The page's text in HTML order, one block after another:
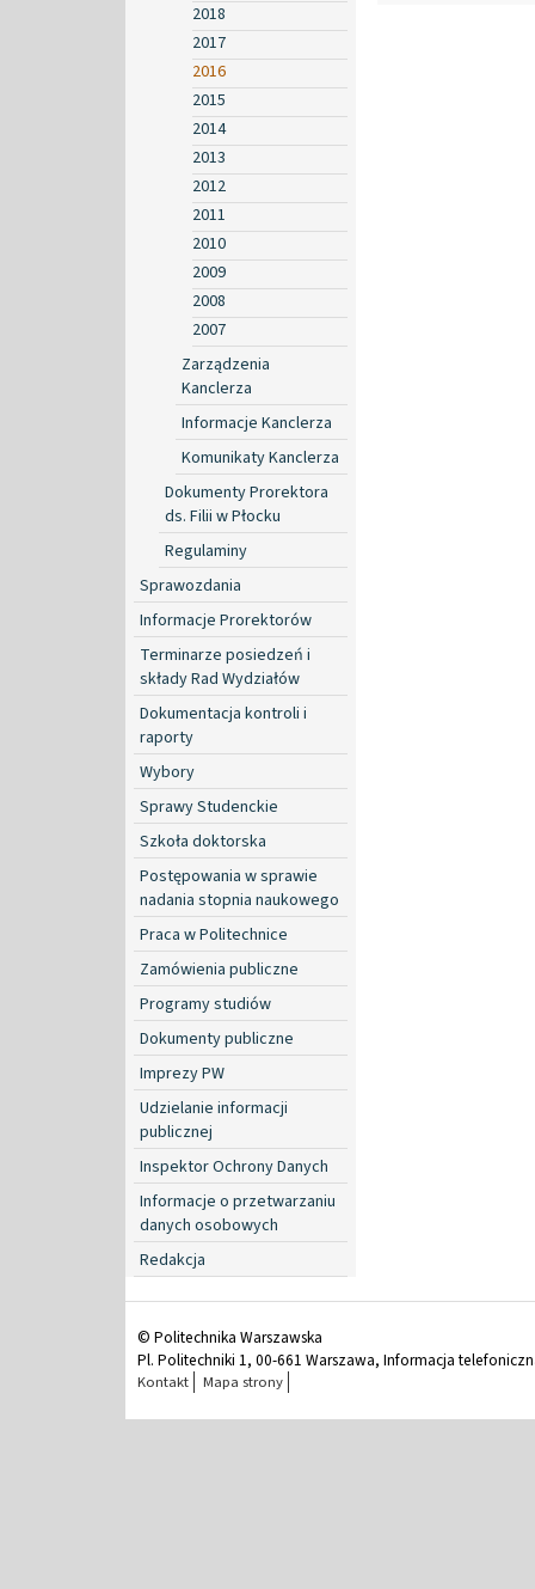
2018
2017
2016
2015
2014
2013
2012
2011
2010
2009
2008
2007
Zarządzenia
Kanclerza
Informacje Kanclerza
Komunikaty Kanclerza
Dokumenty Prorektora
ds. Filii w Płocku
Regulaminy
Sprawozdania
Informacje Prorektorów
Terminarze posiedzeń i
składy Rad Wydziałów
Dokumentacja kontroli i
raporty
Wybory
Sprawy Studenckie
Szkoła doktorska
Postępowania w sprawie
nadania stopnia naukowego
Praca w Politechnice
Zamówienia publiczne
Programy studiów
Dokumenty publiczne
Imprezy PW
Udzielanie informacji
publicznej
Inspektor Ochrony Danych
Informacje o przetwarzaniu
danych osobowych
Redakcja
© Politechnika Warszawska
Pl. Politechniki 1, 00-661 Warszawa, Informacja
Kontakt Mapa strony